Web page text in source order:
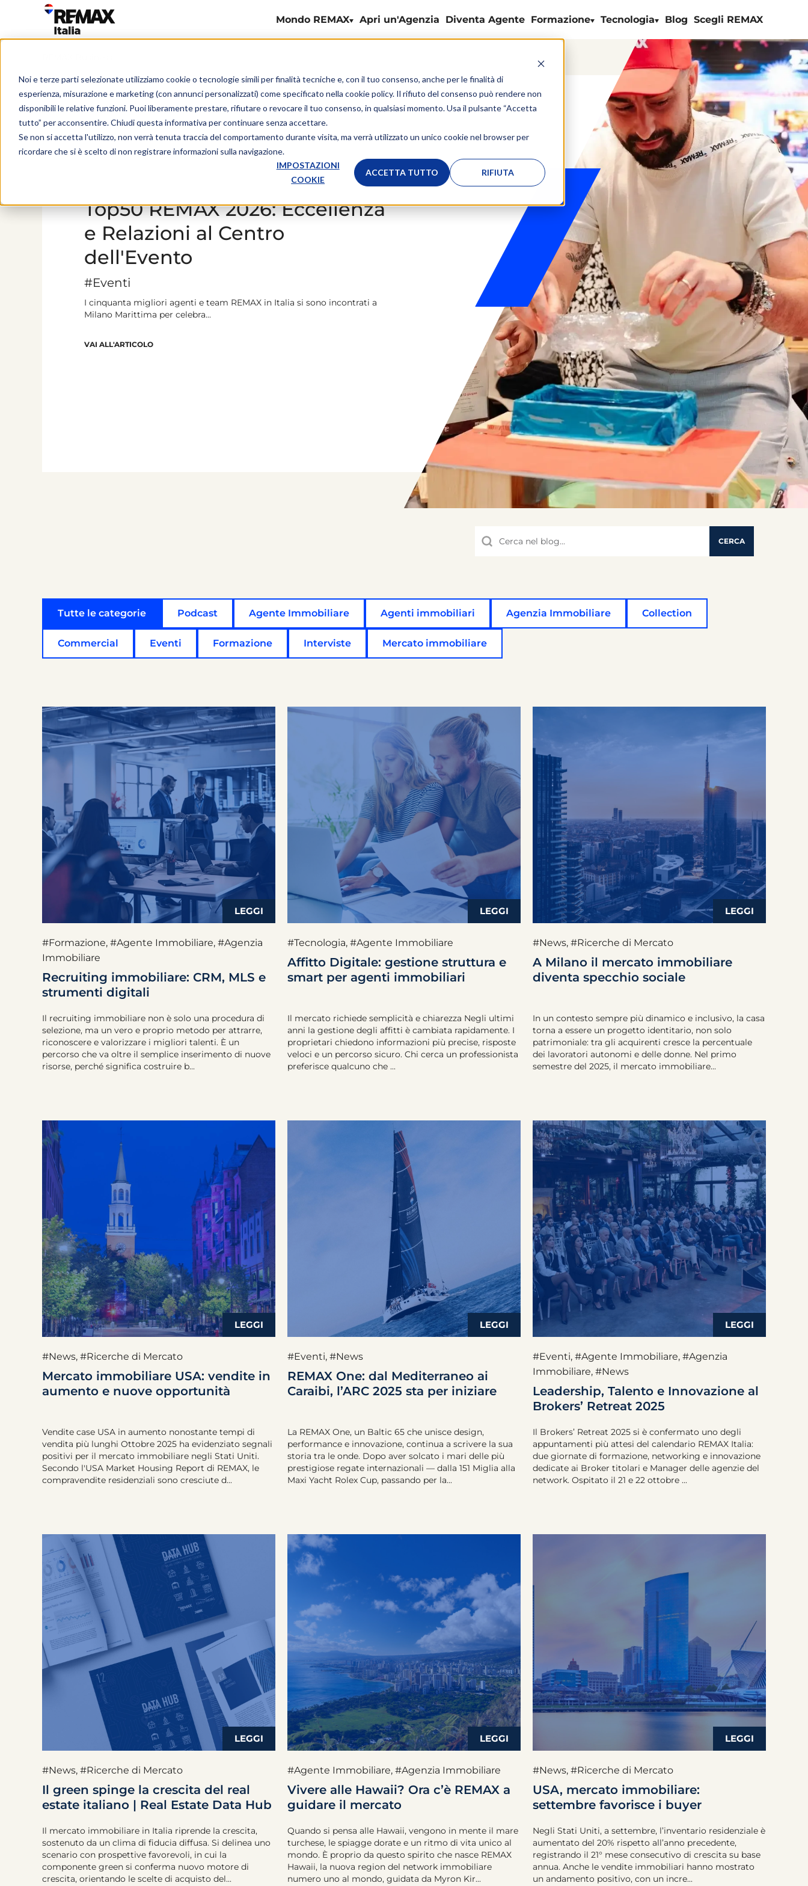
Noi e terze parti selezionate utilizziamo cookie o tecnologie simili per finalità tecniche e, con il tuo consenso, anche per le finalità di
esperienza, misurazione e marketing (con annunci personalizzati) come specificato nella cookie policy. Il rifiuto del consenso può rendere non
disponibili le relative funzioni. Puoi liberamente prestare, rifiutare o revocare il tuo consenso, in qualsiasi momento. Usa il pulsante “Accetta
tutto” per acconsentire. Chiudi questa informativa per continuare senza accettare.
Se non si accetta l'utilizzo, non verrà tenuta traccia del comportamento durante visita, ma verrà utilizzato un unico cookie nel browser per
ricordare che si è scelto di non registrare informazioni sulla navigazione.
IMPOSTAZIONI
COOKIE
ACCETTA TUTTO RIFIUTA
Mondo REMAX Apri un'Agenzia Diventa Agente Formazione Tecnologia Blog Scegli REMAX
Top50 REMAX 2026: Eccellenza
e Relazioni al Centro
dell'Evento
#Eventi
I cinquanta migliori agenti e team REMAX in Italia si sono incontrati a
Milano Marittima per celebra...
VAI ALL'ARTICOLO
CERCA
Tutte le categorie Podcast Agente Immobiliare Agenti immobiliari Agenzia Immobiliare Collection
Commercial Eventi Formazione Interviste Mercato immobiliare
#Formazione, #Agente Immobiliare, #Agenzia
Immobiliare
Recruiting immobiliare: CRM, MLS e
strumenti digitali
Il recruiting immobiliare non è solo una procedura di
selezione, ma un vero e proprio metodo per attrarre,
riconoscere e valorizzare i migliori talenti. È un
percorso che va oltre il semplice inserimento di nuove
risorse, perché significa costruire b...
#Tecnologia, #Agente Immobiliare
Affitto Digitale: gestione struttura e
smart per agenti immobiliari
Il mercato richiede semplicità e chiarezza Negli ultimi
anni la gestione degli affitti è cambiata rapidamente. I
proprietari chiedono informazioni più precise, risposte
veloci e un percorso sicuro. Chi cerca un professionista
preferisce qualcuno che ...
#News, #Ricerche di Mercato
A Milano il mercato immobiliare
diventa specchio sociale
In un contesto sempre più dinamico e inclusivo, la casa
torna a essere un progetto identitario, non solo
patrimoniale: tra gli acquirenti cresce la percentuale
dei lavoratori autonomi e delle donne. Nel primo
semestre del 2025, il mercato immobiliare...
#News, #Ricerche di Mercato
Mercato immobiliare USA: vendite in
aumento e nuove opportunità
Vendite case USA in aumento nonostante tempi di
vendita più lunghi Ottobre 2025 ha evidenziato segnali
positivi per il mercato immobiliare negli Stati Uniti.
Secondo l'USA Market Housing Report di REMAX, le
compravendite residenziali sono cresciute d...
#Eventi, #News
REMAX One: dal Mediterraneo ai
Caraibi, l’ARC 2025 sta per iniziare
La REMAX One, un Baltic 65 che unisce design,
performance e innovazione, continua a scrivere la sua
storia tra le onde. Dopo aver solcato i mari delle più
prestigiose regate internazionali — dalla 151 Miglia alla
Maxi Yacht Rolex Cup, passando per la...
#Eventi, #Agente Immobiliare, #Agenzia
Immobiliare, #News
Leadership, Talento e Innovazione al
Brokers’ Retreat 2025
Il Brokers’ Retreat 2025 si è confermato uno degli
appuntamenti più attesi del calendario REMAX Italia:
due giornate di formazione, networking e innovazione
dedicate ai Broker titolari e Manager delle agenzie del
network. Ospitato il 21 e 22 ottobre ...
#News, #Ricerche di Mercato
Il green spinge la crescita del real
estate italiano | Real Estate Data Hub
Il mercato immobiliare in Italia riprende la crescita,
sostenuto da un clima di fiducia diffusa. Si delinea uno
scenario con prospettive favorevoli, in cui la
componente green si conferma nuovo motore di
crescita, orientando le scelte di acquisto del...
#Agente Immobiliare, #Agenzia Immobiliare
Vivere alle Hawaii? Ora c’è REMAX a
guidare il mercato
Quando si pensa alle Hawaii, vengono in mente il mare
turchese, le spiagge dorate e un ritmo di vita unico al
mondo. È proprio da questo spirito che nasce REMAX
Hawaii, la nuova region del network immobiliare
numero uno al mondo, guidata da Myron Kir...
#News, #Ricerche di Mercato
USA, mercato immobiliare:
settembre favorisce i buyer
Negli Stati Uniti, a settembre, l’inventario residenziale è
aumentato del 20% rispetto all’anno precedente,
registrando il 21° mese consecutivo di crescita su base
annua. Anche le vendite immobiliari hanno mostrato
un andamento positivo, con un incre...